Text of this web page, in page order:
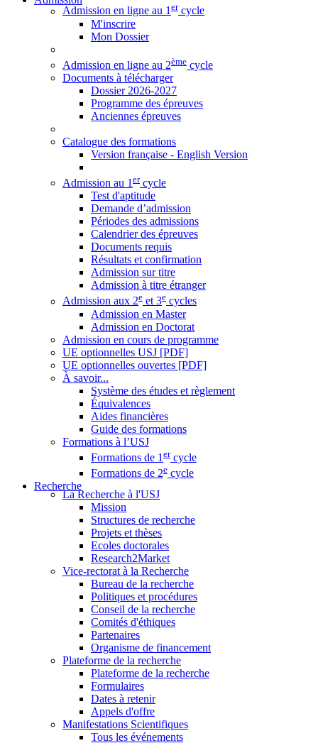
Admission en ligne au 1ercycle
M'inscrire
Mon Dossier
Admission en ligne au 2ème cycle
Documents à télécharger
Dossier 2026-2027
Programme des épreuves
Anciennes épreuves
Catalogue des formations
Version française - English Version
Admission au 1 ercycle
Test d'aptitude
Demande d’admission
Périodes des admissions
Calendrier des épreuves
Documents requis
Résultats et confirmation
Admission sur titre
Admission à titre étranger
Admission aux 2e et 3e cycles
Admission en Master
Admission en Doctorat
Admission en cours de programme
UE optionnelles USJ [PDF]
UE optionnelles ouvertes [PDF]
À savoir...
Système des études et règlement
Équivalences
Aides financières
Guide des formations
Formations à l’USJ
Formations de 1 ercycle
Formations de 2e cycle
Recherche
La Recherche à l'USJ
Mission
Structures de recherche
Projets et thèses
Ecoles doctorales
Research2Market
Vice-rectorat à la Recherche
Bureau de la recherche
Politiques et procédures
Conseil de la recherche
Comités d'éthiques
Partenaires
Organisme de financement
Plateforme de la recherche
Plateforme de la recherche
Formulaires
Dates à retenir
Appels d'offre
Manifestations Scientifiques
Tous les événements